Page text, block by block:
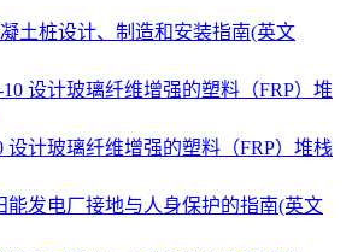
土桩设计、制造和安装指南(英文
设计玻璃纤维增强的塑料（FRP）堆栈